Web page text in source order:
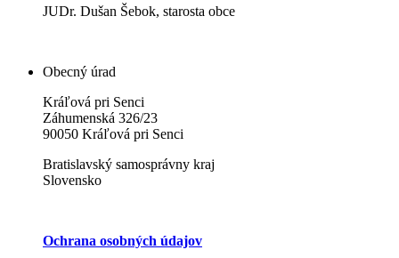
JUDr. Dušan Šebok, starosta obce
Obecný úrad
Kráľová pri Senci
Záhumenská 326/23
90050 Kráľová pri Senci
Bratislavský samosprávny kraj
Slovensko
Ochrana osobných údajov